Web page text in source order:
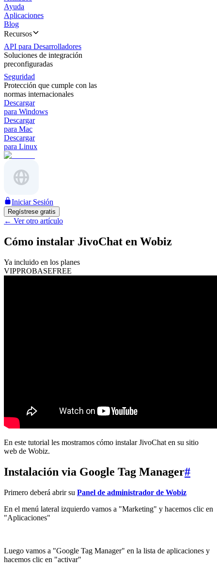
Ayuda
Aplicaciones
Blog
Recursos
API para Desarrolladores
Soluciones de integración
preconfiguradas
Seguridad
Protección que cumple con las
normas internacionales
Descargar
para Windows
Descargar
para Mac
Descargar
para Linux
Iniciar Sesión
Regístrese gratis
← Ver otro artículo
Cómo instalar JivoChat en Wobiz
Ya incluido en los planes
VIPPROBASEFREE
En este tutorial les mostramos cómo instalar JivoChat en su sitio
web de Wobiz.
Instalación via Google Tag Manager#
Primero deberá abrir su Panel de administrador de Wobiz
En el menú lateral izquierdo vamos a "Marketing" y hacemos clic en
"Aplicaciones"
Luego vamos a "Google Tag Manager" en la lista de aplicaciones y
hacemos clic en "activar"